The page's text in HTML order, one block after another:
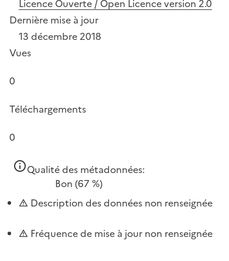
Licence Ouverte / Open Licence version 2.0
Dernière mise à jour
13 décembre 2018
Vues
0
Téléchargements
0
Qualité des métadonnées:
Bon (67 %)
Description des données non renseignée
Fréquence de mise à jour non renseignée